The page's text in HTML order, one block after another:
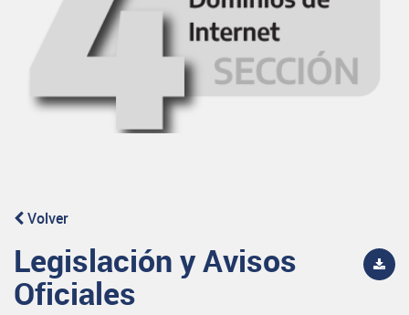
Volver
Legislación y Avisos
Oficiales